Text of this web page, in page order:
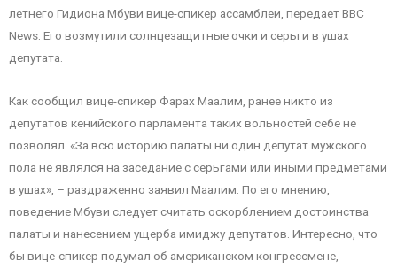
летнего Гидиона Мбуви вице-спикер ассамблеи, передает BBC
News. Его возмутили солнцезащитные очки и серьги в ушах
депутата.
Как сообщил вице-спикер Фарах Маалим, ранее никто из
депутатов кенийского парламента таких вольностей себе не
позволял. «За всю историю палаты ни один депутат мужского
пола не являлся на заседание с серьгами или иными предметами
в ушах», – раздраженно заявил Маалим. По его мнению,
поведение Мбуви следует считать оскорблением достоинства
палаты и нанесением ущерба имиджу депутатов. Интересно, что
бы вице-спикер подумал об американском конгрессмене,